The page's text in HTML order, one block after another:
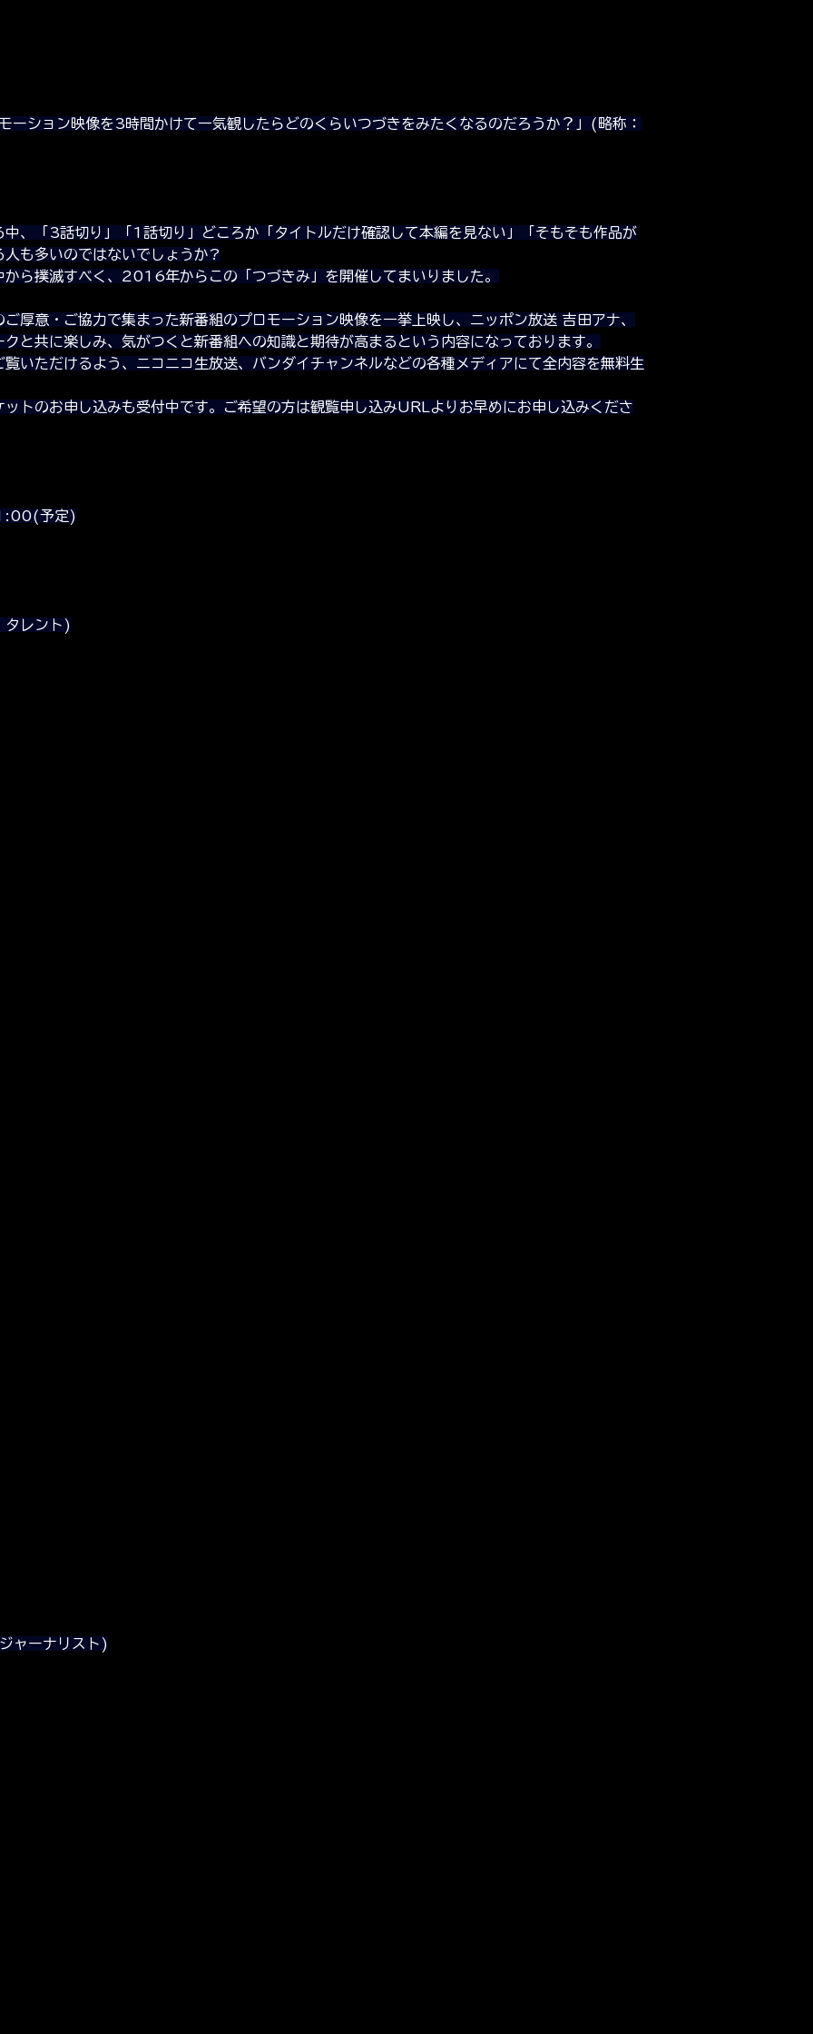
ーション映像を3時間かけて一気観したらどのくらいつづきをみたくなるのだろうか？」(略称：
、「3話切り」「1話切り」どころか「タイトルだけ確認して本編を見ない」「そもそも作品が
も多いのではないでしょうか?
ら撲滅すべく、2016年からこの「つづきみ」を開催してまいりました。
厚意・ご協力で集まった新番組のプロモーション映像を一挙上映し、ニッポン放送 吉田アナ、
と共に楽しみ、気がつくと新番組への知識と期待が高まるという内容になっております。
いただけるよう、ニコニコ生放送、バンダイチャンネルなどの各種メディアにて全内容を無料生
トのお申し込みも受付中です。ご希望の方は観覧申し込みURLよりお早めにお申し込みくださ
予定)
タレント)
ャーナリスト)